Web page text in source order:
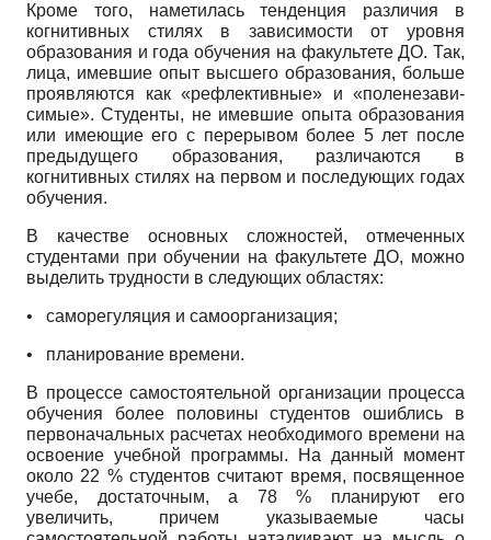
Кроме того, наметилась тенденция различия в
когнитивных стилях в зависимости от уровня
образования и года обучения на факультете ДО. Так,
лица, имевшие опыт высшего образования, больше
проявляются как «рефлективные» и «поленезави­
симые». Студенты, не имевшие опыта образования
или имеющие его с перерывом более 5 лет после
предыдущего образования, различаются в
когнитивных стилях на первом и последующих годах
обучения.
В качестве основных сложностей, отмеченных
студентами при обучении на факультете ДО, можно
выделить трудности в следующих областях:
• саморегуляция и самоорганизация;
• планирование времени.
В процессе самостоятельной организации процесса
обучения более половины студентов ошиблись в
первоначальных расчетах необходимого времени на
освоение учебной программы. На данный момент
около 22 % студентов считают время, посвященное
учебе, достаточным, а 78 % планируют его
увеличить, причем указываемые часы